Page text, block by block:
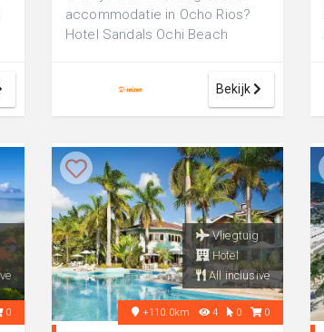
accommodatie in Ocho Rios?
Hotel Sandals Ochi Beach
Bekijk
0
Vliegtuig
Hotel
All inclusive
+110.0km 4 0 0